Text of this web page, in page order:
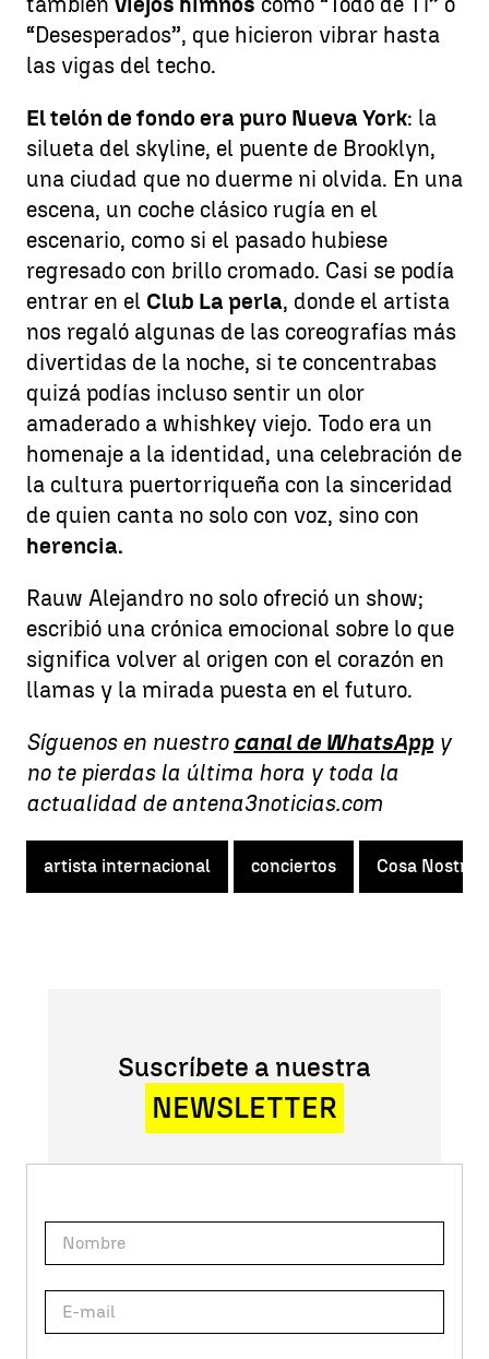
“Desesperados”, que hicieron vibrar hasta
las vigas del techo.
El telón de fondo era puro Nueva York: la
silueta del skyline, el puente de Brooklyn,
una ciudad que no duerme ni olvida. En una
escena, un coche clásico rugía en el
escenario, como si el pasado hubiese
regresado con brillo cromado. Casi se podía
entrar en el Club La perla, donde el artista
nos regaló algunas de las coreografías más
divertidas de la noche, si te concentrabas
quizá podías incluso sentir un olor
amaderado a whishkey viejo. Todo era un
homenaje a la identidad, una celebración de
la cultura puertorriqueña con la sinceridad
de quien canta no solo con voz, sino con
herencia.
Rauw Alejandro no solo ofreció un show;
escribió una crónica emocional sobre lo que
significa volver al origen con el corazón en
llamas y la mirada puesta en el futuro.
Síguenos en nuestro canal de WhatsAppy
no te pierdas la última hora y toda la
actualidad de antena3noticias.com
artista internacional conciertos Cosa Nostra
Suscríbete a nuestra
NEWSLETTER